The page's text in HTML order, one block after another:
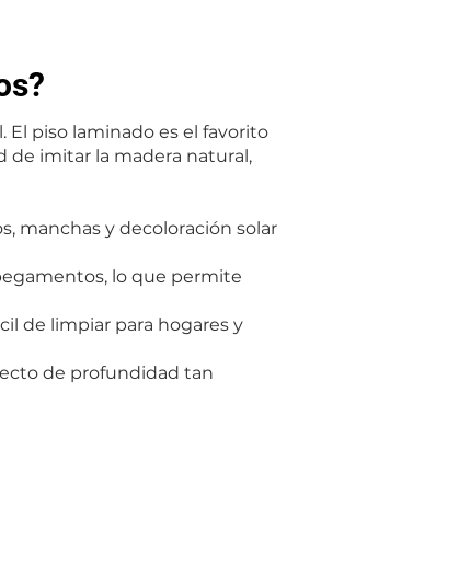
piso laminado es el favorito
de imitar la madera natural,
manchas y decoloración solar
lo que permite
de limpiar para hogares y
de profundidad tan